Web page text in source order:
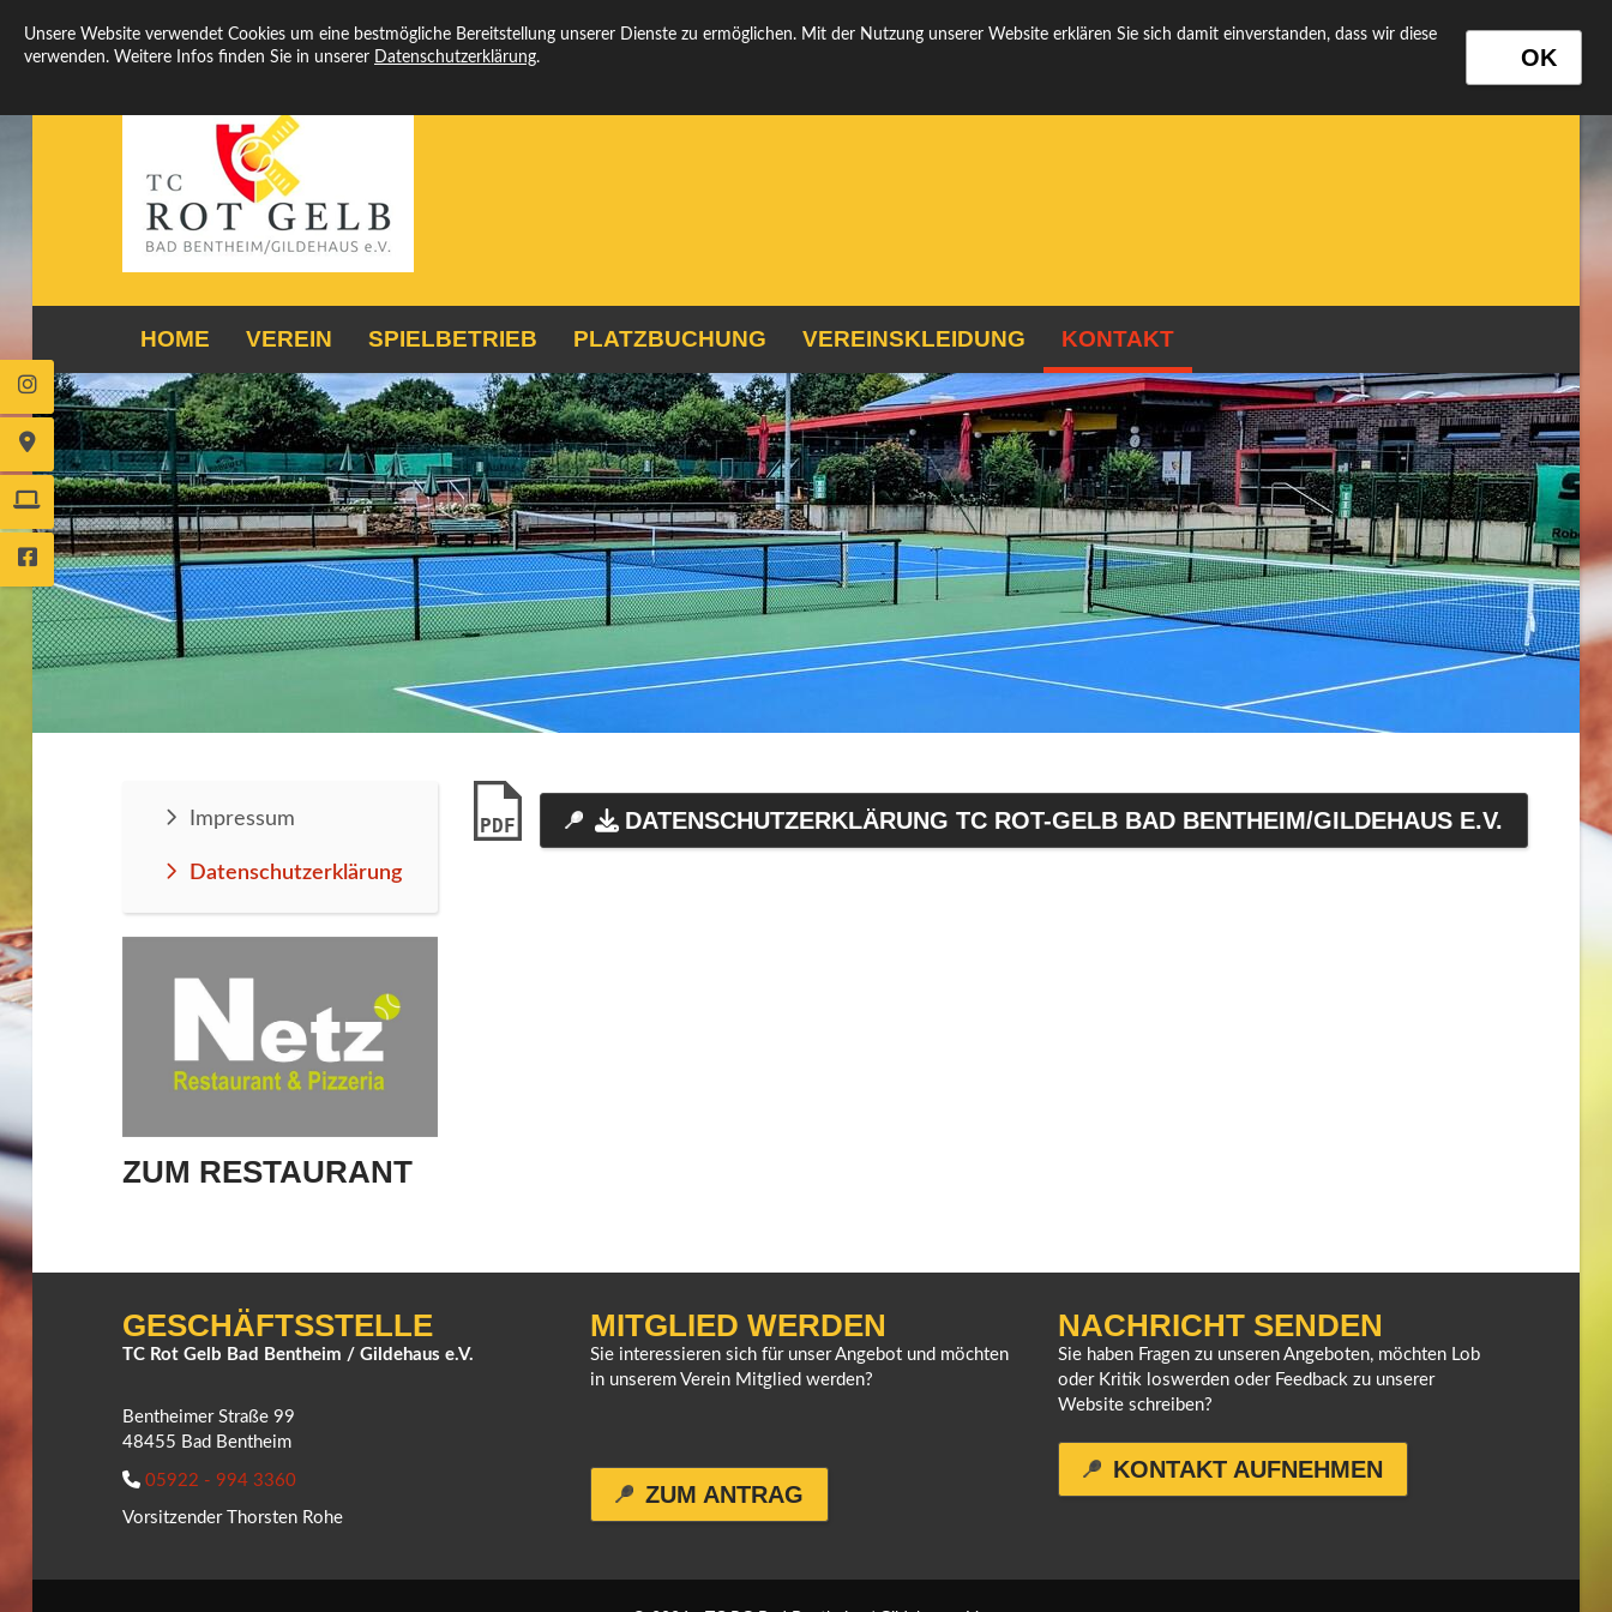
Folgt uns aufFACEBOOK! Folgt uns aufInstagram!
HOME VEREIN SPIELBETRIEB PLATZBUCHUNG VEREINSKLEIDUNG KONTAKT
Impressum
Datenschutzerklärung
ZUM RESTAURANT
PDF DATENSCHUTZERKLÄRUNG TC ROT-GELB BAD BENTHEIM/GILDEHAUS E.V.
GESCHÄFTSSTELLE
TC Rot Gelb Bad Bentheim / Gildehaus e.V.
Bentheimer Straße 99
48455 Bad Bentheim
05922 - 994 3360
Vorsitzender Thorsten Rohe
MITGLIED WERDEN
Sie interessieren sich für unser Angebot und möchten
in unserem Verein Mitglied werden?
ZUM ANTRAG
NACHRICHT SENDEN
Sie haben Fragen zu unseren Angeboten, möchten Lob
oder Kritik loswerden oder Feedback zu unserer
Website schreiben?
KONTAKT AUFNEHMEN
OK
Unsere Website verwendet Cookies um eine bestmögliche Bereitstellung unserer Dienste zu ermöglichen. Mit der Nutzung unserer Website erklären Sie sich damit einverstanden, dass wir diese
verwenden. Weitere Infos finden Sie in unserer Datenschutzerklärung.